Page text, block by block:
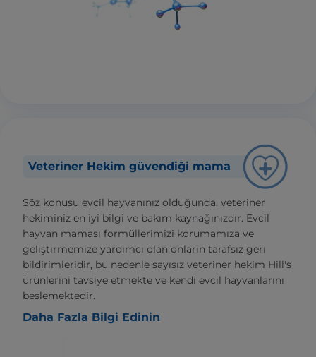
Veteriner Hekim güvendiği mama
Söz konusu evcil hayvanınız olduğunda, veteriner
hekiminiz en iyi bilgi ve bakım kaynağınızdır. Evcil
hayvan maması formüllerimizi korumamıza ve
geliştirmemize yardımcı olan onların tarafsız geri
bildirimleridir, bu nedenle sayısız veteriner hekim Hill's
ürünlerini tavsiye etmekte ve kendi evcil hayvanlarını
beslemektedir.
Daha Fazla Bilgi Edinin